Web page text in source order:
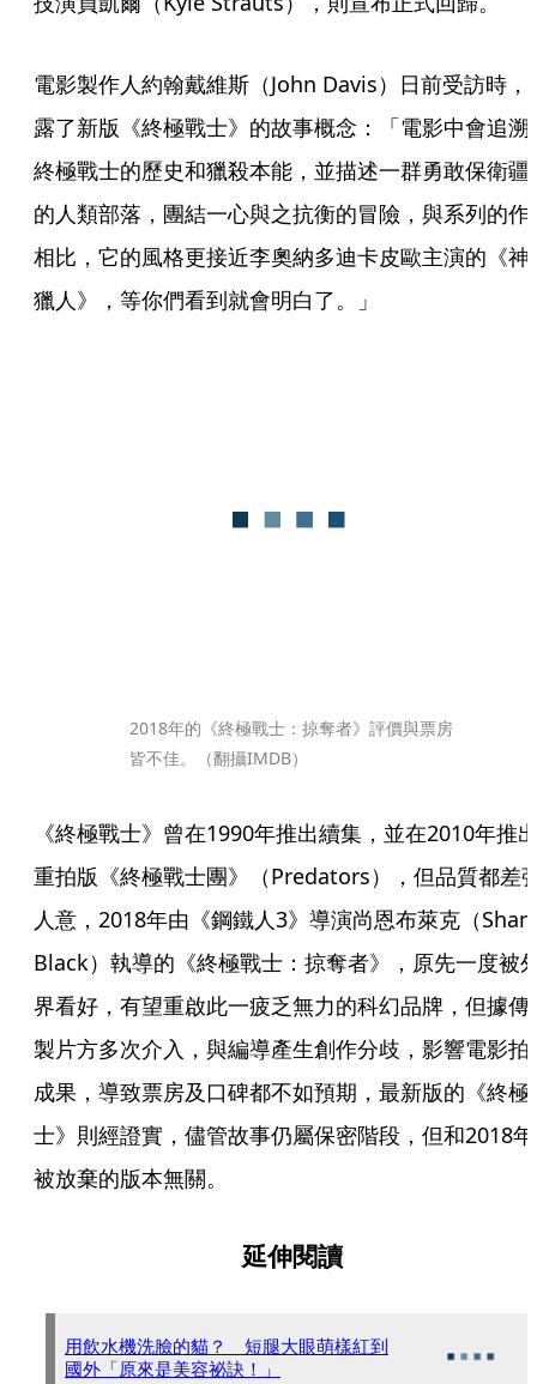
電影製作人約翰戴維斯（John Davis）日前受訪時，
露了新版《終極戰士》的故事概念：「電影中會追溯
終極戰士的歷史和獵殺本能，並描述一群勇敢保衛疆
的人類部落，團結一心與之抗衡的冒險，與系列的作
相比，它的風格更接近李奧納多迪卡皮歐主演的《神
獵人》，等你們看到就會明白了。」
2018年的《終極戰士：掠奪者》評價與票房
皆不佳。（翻攝IMDB）
《終極戰士》曾在1990年推出續集，並在2010年推
重拍版《終極戰士團》（Predators），但品質都差
人意，2018年由《鋼鐵人3》導演尚恩布萊克（
Black）執導的《終極戰士：掠奪者》，原先一度被
界看好，有望重啟此一疲乏無力的科幻品牌，但據傳
製片方多次介入，與編導產生創作分歧，影響電影拍
成果，導致票房及口碑都不如預期，最新版的《終極
士》則經證實，儘管故事仍屬保密階段，但和2018年
被放棄的版本無關。
延伸閱讀
用飲水機洗臉的貓？ 短腿大眼萌樣紅到
國外「原來是美容祕訣！」